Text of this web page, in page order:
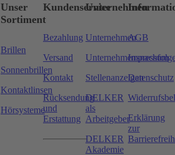
Unser
Sortiment
Brillen
Sonnenbrillen
Kontaktlinsen
Hörsysteme
Kundenservice
Bezahlung
Versand
Kontakt
Rücksendung
und
Erstattung
Unternehmen
Unternehmen
Stellenanzeigen
DELKER
als
Arbeitgeber
DELKER
Akademie
AGB
Impressum
Datenschutz
Erklärung
zur